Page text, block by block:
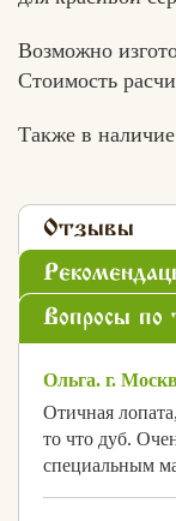
Возможно
Стоимость
Также в
Отзывы
Вопросы по
Ольга. г.
Отичная
то что дуб.
специальным